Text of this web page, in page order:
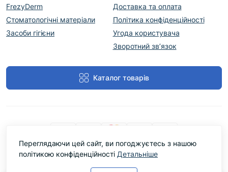
FrezyDerm
Стоматологічні матеріали
Засоби гігієни
Доставка та оплата
Політика конфіденційності
Угода користувача
Зворотний зв’язок
Каталог товарів
Cтоматологічний магазин DentLine Group © 2026
Переглядаючи цей сайт, ви погоджуєтесь з нашою
політикою конфіденційності Детальніше